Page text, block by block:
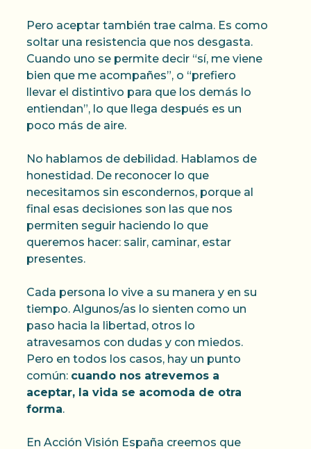
Pero aceptar también trae calma. Es como
soltar una resistencia que nos desgasta.
Cuando uno se permite decir “sí, me viene
bien que me acompañes”, o “prefiero
llevar el distintivo para que los demás lo
entiendan”, lo que llega después es un
poco más de aire.
No hablamos de debilidad. Hablamos de
honestidad. De reconocer lo que
necesitamos sin escondernos, porque al
final esas decisiones son las que nos
permiten seguir haciendo lo que
queremos hacer: salir, caminar, estar
presentes.
Cada persona lo vive a su manera y en su
tiempo. Algunos/as lo sienten como un
paso hacia la libertad, otros lo
atravesamos con dudas y con miedos.
Pero en todos los casos, hay un punto
común: cuando nos atrevemos a
aceptar, la vida se acomoda de otra
forma.
En Acción Visión España creemos que